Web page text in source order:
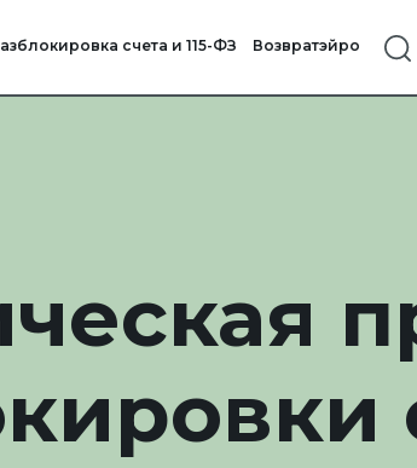
счета и 115-ФЗ Возвратэйро